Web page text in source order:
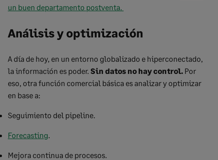
un buen departamento postventa.
Análisis y optimización
A día de hoy, en un entorno globalizado e hiperconectado,
la información es poder. Sin datos no hay control. Por
eso, otra función comercial básica es analizar y optimizar
en base a:
Seguimiento del pipeline.
Forecasting
Mejora continua de procesos.